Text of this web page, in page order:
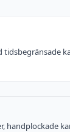
tidsbegränsade
handplockade